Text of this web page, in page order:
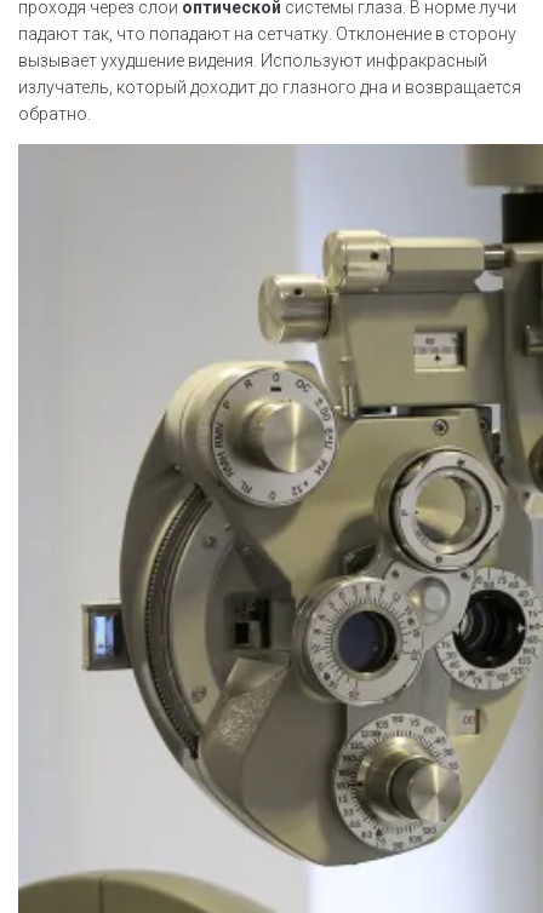
проходя через слои оптической системы глаза. В норме лучи
падают так, что попадают на сетчатку. Отклонение в сторону
вызывает ухудшение видения. Используют инфракрасный
излучатель, который доходит до глазного дна и возвращается
обратно.